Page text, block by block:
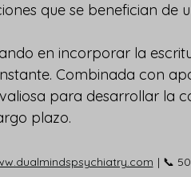
que se benefician de
en incorporar la
Combinada con
para desarrollar la
plazo.
| 📞